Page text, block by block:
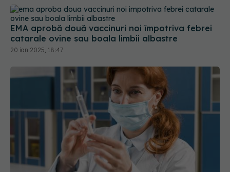
EMA aprobă două vaccinuri noi împotriva febrei
catarale ovine sau boala limbii albastre
20 ian 2025, 18:47